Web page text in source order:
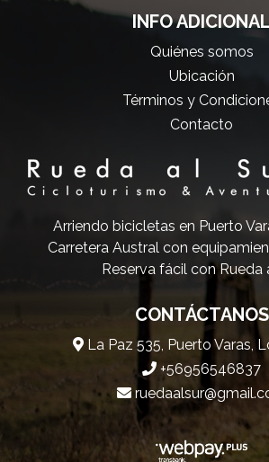
INFO
Quiénes somos
Ubicación
Términos y
Contacto
Arriendo bicicletas en Puerto
Carretera Austral con
Reserva fácil con Rueda
CONTÁCTANOS
La Paz 535, Puerto Varas,
+56956546837